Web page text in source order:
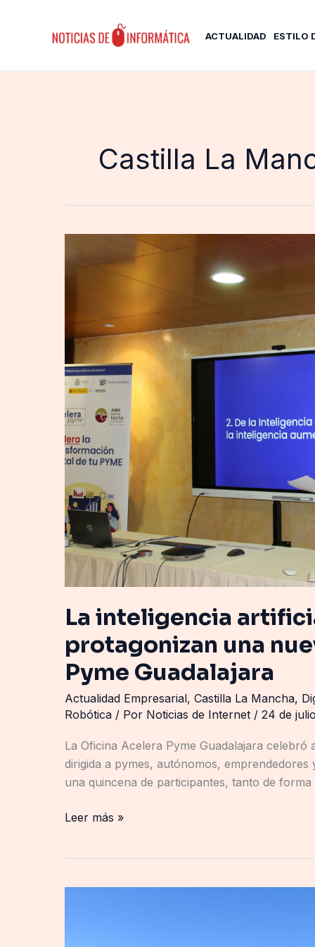
ACTUALIDAD ESTILO
Castilla La
La inteligencia
protagonizan una
Pyme Guadalajara
Actualidad Empresarial, Castilla La Mancha,
Robótica / Por Noticias de Internet / 24 de
La Oficina Acelera Pyme Guadalajara
dirigida a pymes, autónomos,
una quincena de participantes, tanto de
inteligencia
LinkedIn
protagonizan
nueva
jornada
de
Acelera
Pyme
Guadalajara
Leer más »